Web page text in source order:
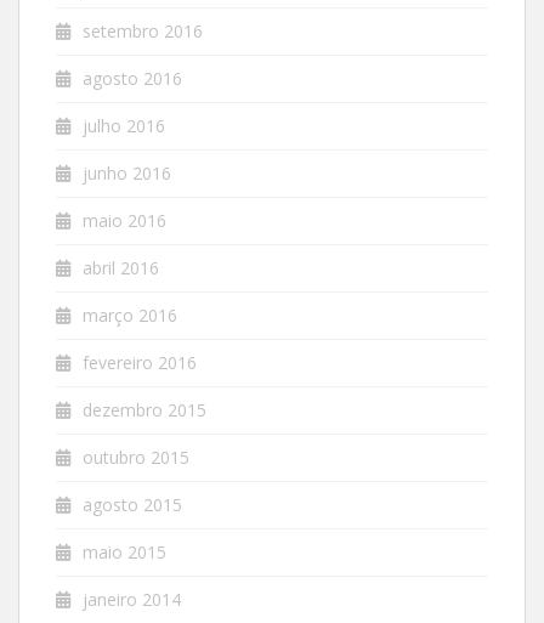
setembro 2016
agosto 2016
julho 2016
junho 2016
maio 2016
abril 2016
março 2016
fevereiro 2016
dezembro 2015
outubro 2015
agosto 2015
maio 2015
janeiro 2014